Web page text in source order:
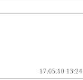
17.05.10 13:24